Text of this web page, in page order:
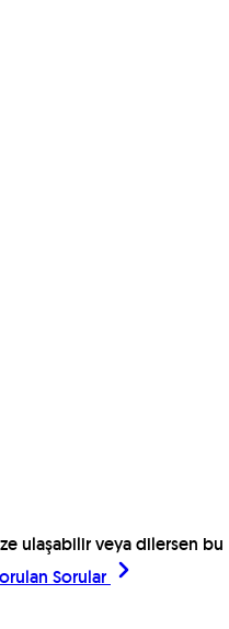
ulaşabilir veya dilersen bu
Sorular